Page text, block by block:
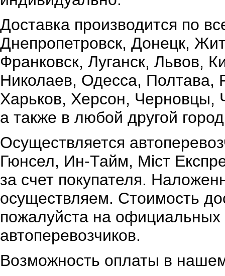
Доставка производится по
Днепропетровск, Донецк,
Франковск, Луганск, Львов,
Николаев, Одесса,
Харьков, Херсон, Черновцы,
а также в любой другой
Осуществляется
Гюнсел, Ин-Тайм, Міст
за счет покупателя.
осуществляем. Стоимость
пожалуйста на официальных
автоперевозчиков.
Возможность оплаты в